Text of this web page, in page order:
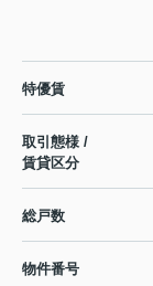
特優賃
取引態様 /
賃貸区分
総戸数
物件番号